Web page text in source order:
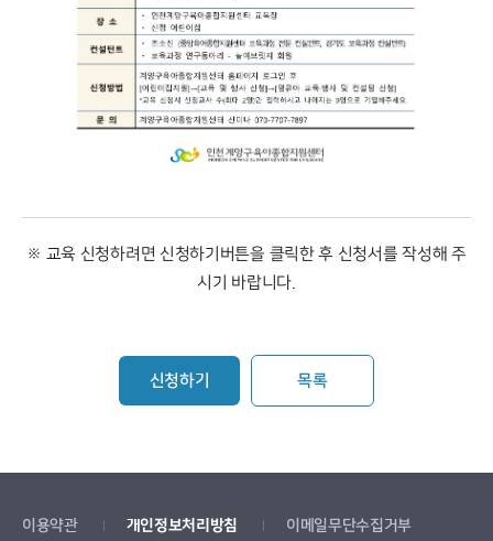
※ 교육 신청하려면 신청하기버튼을 클릭한 후 신청서를 작성해 주
시기 바랍니다.
신청하기 목록
이용약관 개인정보처리방침 이메일무단수집거부